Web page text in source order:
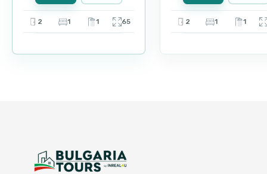
2 1 1 65 2 1 1